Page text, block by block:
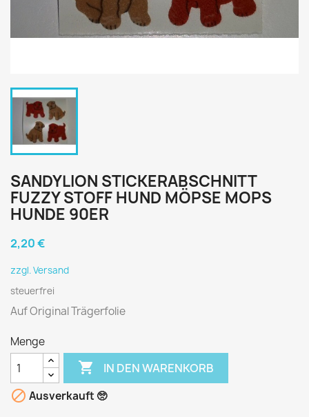
SANDYLION STICKERABSCHNITT
FUZZY STOFF HUND MÖPSE MOPS
HUNDE 90ER
2,20 €
zzgl. Versand
steuerfrei
Auf Original Trägerfolie
Menge
 IN DEN WARENKORB
 Ausverkauft 🥺